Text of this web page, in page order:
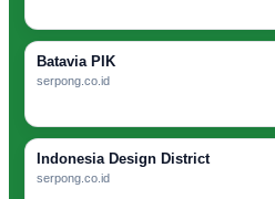
Batavia PIK
serpong.co.id
Indonesia Design District
serpong.co.id